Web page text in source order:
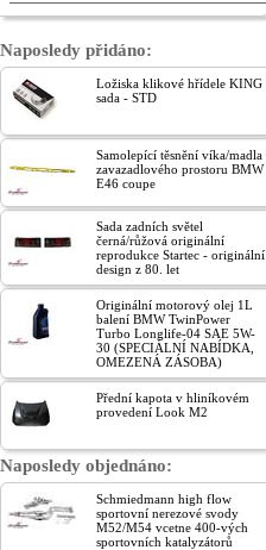
Naposledy přidáno:
Ložiska klikové hřídele KING
sada - STD
Samolepící těsnění víka/madla
zavazadlového prostoru BMW
E46 coupe
Sada zadních světel
černá/růžová originální
reprodukce Startec - originální
design z 80. let
Originální motorový olej 1L
balení BMW TwinPower
Turbo Longlife-04 SAE 5W-
30 (SPECIÁLNÍ NABÍDKA,
OMEZENÁ ZÁSOBA)
Přední kapota v hliníkovém
provedení Look M2
Naposledy objednáno:
Schmiedmann high flow
sportovní nerezové svody
M52/M54 vcetne 400-vých
sportovních katalyzátorů